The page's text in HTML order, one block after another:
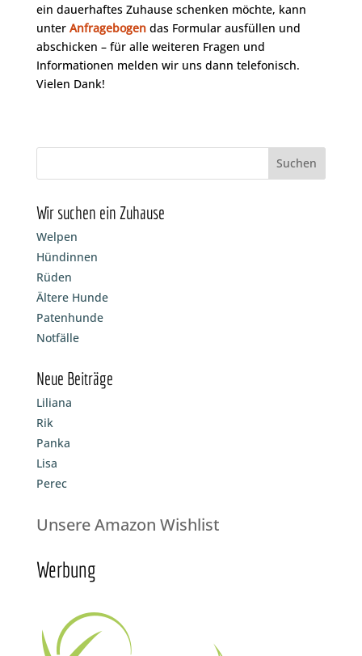
ein dauerhaftes Zuhause schenken möchte, kann
unter Anfragebogendas Formular ausfüllen und
abschicken – für alle weiteren Fragen und
Informationen melden wir uns dann telefonisch.
Vielen Dank!
Wir suchen ein Zuhause
Welpen
Hündinnen
Rüden
Ältere Hunde
Patenhunde
Notfälle
Neue Beiträge
Liliana
Rik
Panka
Lisa
Perec
Unsere Amazon Wishlist
Werbung